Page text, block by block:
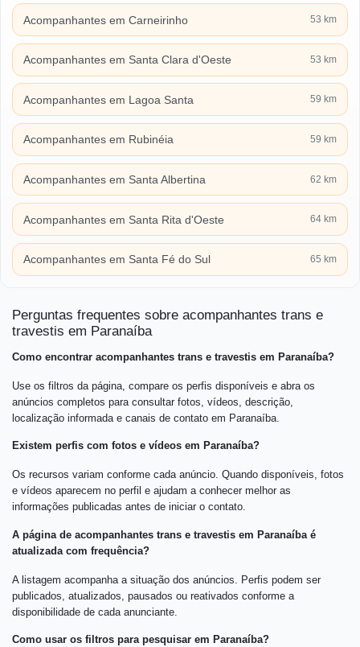
Acompanhantes em Carneirinho 53 km
Acompanhantes em Santa Clara d'Oeste 53 km
Acompanhantes em Lagoa Santa 59 km
Acompanhantes em Rubinéia 59 km
Acompanhantes em Santa Albertina 62 km
Acompanhantes em Santa Rita d'Oeste 64 km
Acompanhantes em Santa Fé do Sul 65 km
Perguntas frequentes sobre acompanhantes trans e
travestis em Paranaíba
Como encontrar acompanhantes trans e travestis em Paranaíba?
Use os filtros da página, compare os perfis disponíveis e abra os
anúncios completos para consultar fotos, vídeos, descrição,
localização informada e canais de contato em Paranaíba.
Existem perfis com fotos e vídeos em Paranaíba?
Os recursos variam conforme cada anúncio. Quando disponíveis, fotos
e vídeos aparecem no perfil e ajudam a conhecer melhor as
informações publicadas antes de iniciar o contato.
A página de acompanhantes trans e travestis em Paranaíba é
atualizada com frequência?
A listagem acompanha a situação dos anúncios. Perfis podem ser
publicados, atualizados, pausados ou reativados conforme a
disponibilidade de cada anunciante.
Como usar os filtros para pesquisar em Paranaíba?